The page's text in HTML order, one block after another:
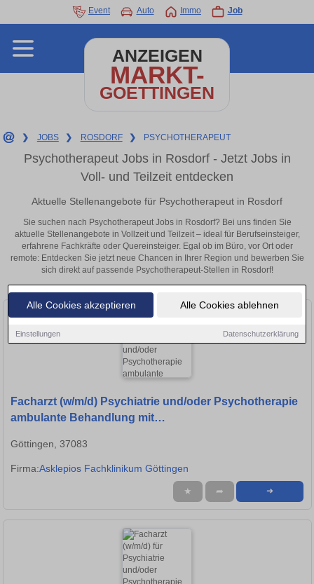
Alle Cookies akzeptieren Alle Cookies ablehnen
Einstellungen Datenschutzerklärung
Event Auto Immo Job
ANZEIGEN
MARKT-
GOETTINGEN
❯ JOBS ❯ ROSDORF ❯ PSYCHOTHERAPEUT
Psychotherapeut Jobs in Rosdorf - Jetzt Jobs in
Voll- und Teilzeit entdecken
Aktuelle Stellenangebote für Psychotherapeut in Rosdorf
Sie suchen nach Psychotherapeut Jobs in Rosdorf? Bei uns finden Sie
aktuelle Stellenangebote in Vollzeit und Teilzeit – ideal für Berufseinsteiger,
erfahrene Fachkräfte oder Quereinsteiger. Egal ob im Büro, vor Ort oder
remote: Entdecken Sie jetzt neue Chancen in Ihrer Region und bewerben Sie
sich direkt auf passende Psychotherapeut-Stellen in Rosdorf!
Facharzt (w/m/d) Psychiatrie und/oder Psychotherapie
ambulante Behandlung mit
Göttingen, 37083
Firma:Asklepios Fachklinikum Göttingen
★ ➦ ➜